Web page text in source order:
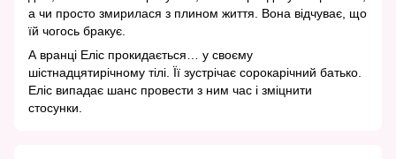
а чи просто змирилася з плином життя. Вона відчуває, що
їй чогось бракує.
А вранці Еліс прокидається… у своєму
шістнадцятирічному тілі. Її зустрічає сорокарічний батько.
Еліс випадає шанс провести з ним час і зміцнити
стосунки.